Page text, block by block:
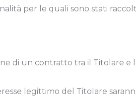
per le quali sono stati
di un contratto tra il Titolare
legittimo del Titolare